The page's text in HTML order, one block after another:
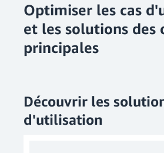
Optimiser les cas
et les solutions des
principales
Découvrir les
d'utilisation